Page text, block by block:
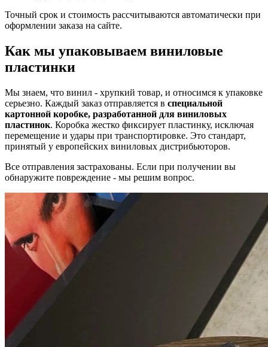
Точный срок и стоимость рассчитываются автоматически при
оформлении заказа на сайте.
Как мы упаковываем виниловые
пластинки
Мы знаем, что винил - хрупкий товар, и относимся к упаковке
серьезно. Каждый заказ отправляется в специальной
картонной коробке, разработанной для виниловых
пластинок. Коробка жестко фиксирует пластинку, исключая
перемещение и удары при транспортировке. Это стандарт,
принятый у европейских виниловых дистрибьюторов.
Все отправления застрахованы. Если при получении вы
обнаружите повреждение - мы решим вопрос.